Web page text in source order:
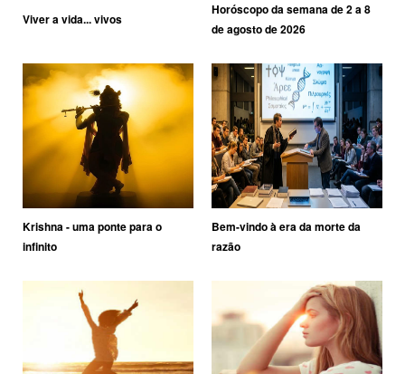
Viver a vida... vivos
Horóscopo da semana de 2 a 8
de agosto de 2026
Krishna - uma ponte para o
infinito
Bem-vindo à era da morte da
razão